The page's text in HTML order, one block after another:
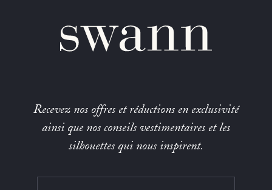
Recevez nos offres et réductions en exclusivité
ainsi que nos conseils vestimentaires et les
silhouettes qui nous inspirent.